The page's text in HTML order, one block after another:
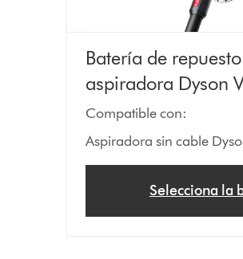
Batería de
aspiradora Dyson
Compatible con:
Aspiradora sin cable
Selecciona la